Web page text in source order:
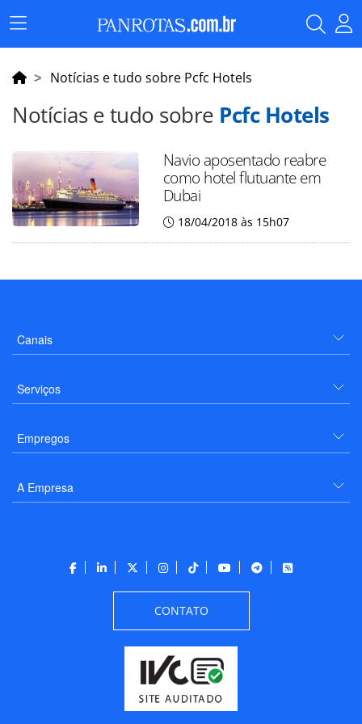
Menu
Principal
Notícias e tudo sobre Pcfc Hotels
Notícias e tudo sobre Pcfc Hotels
Navio aposentado reabre
como hotel flutuante em
Dubai
18/04/2018 às 15h07
Canais
Serviços
Empregos
A Empresa
CONTATO